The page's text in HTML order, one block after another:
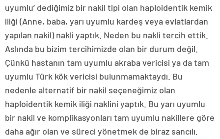
uyumlu’ dediğimiz bir nakil tipi olan haploidentik kemik
iliği (Anne, baba, yarı uyumlu kardeş veya evlatlardan
yapılan nakil) nakli yaptık. Neden bu nakli tercih ettik.
Aslında bu bizim tercihimizde olan bir durum değil.
Çünkü hastanın tam uyumlu akraba vericisi ya da tam
uyumlu Türk kök vericisi bulunmamaktaydı. Bu
nedenle alternatif bir nakil seçeneğimiz olan
haploidentik kemik iliği naklini yaptık. Bu yarı uyumlu
bir nakil ve komplikasyonları tam uyumlu nakillere göre
daha ağır olan ve süreci yönetmek de biraz sancılı.